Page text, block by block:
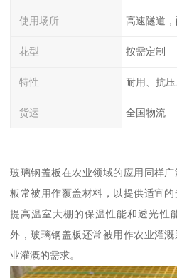
使用场所 高速隧道
花型 按需定制
特性 耐用、抗
货运 全国物流
玻璃钢盖板在农业领域的应用同样
板常被用作覆盖材料，以提供适宜
提高温室大棚的保温性能和透光性
外，玻璃钢盖板还常被用作农业灌
业灌溉的需求。